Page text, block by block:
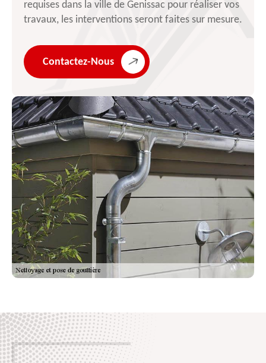
requises dans la ville de Genissac pour réaliser vos
travaux, les interventions seront faites sur mesure.
Contactez-Nous